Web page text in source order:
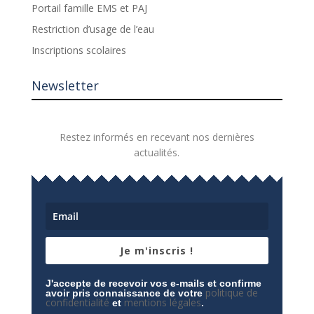
Portail famille EMS et PAJ
Restriction d’usage de l’eau
Inscriptions scolaires
Newsletter
Restez informés en recevant nos dernières
actualités.
Je m'inscris !
J'accepte de recevoir vos e-mails et confirme
avoir pris connaissance de votre politique de
confidentialité et mentions légales.